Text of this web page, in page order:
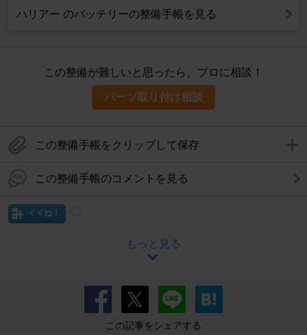
ハリアー のバッテリーの整備手帳を見る
この整備が難しいと思ったら、プロに相談！
パーツ取り付け相談
この整備手帳をクリップして保存
この整備手帳のコメントを見る
イイね！
もっと見る
この記事をシェアする